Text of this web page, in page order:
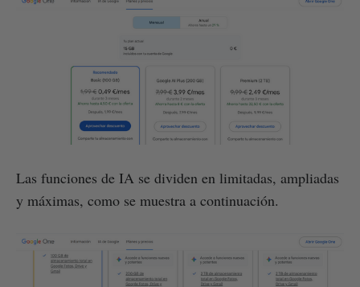
Las funciones de IA se dividen en limitadas, ampliadas
y máximas, como se muestra a continuación.